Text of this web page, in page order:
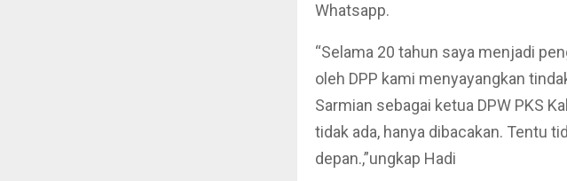
Whatsapp.
“Selama 20 tahun saya menjadi
oleh DPP kami menyayangkan
Sarmian sebagai ketua DPW PKS
tidak ada, hanya dibacakan. Tentu
depan.,”ungkap Hadi